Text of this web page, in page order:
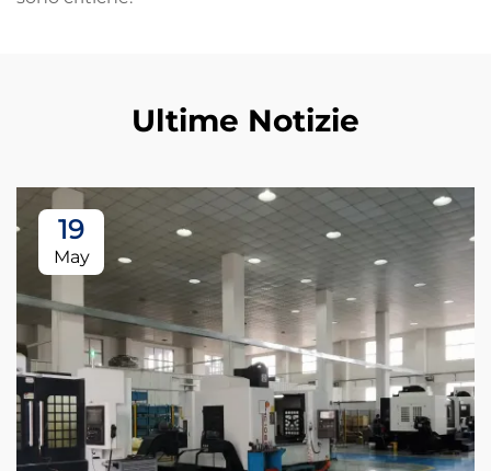
Ultime Notizie
19
May